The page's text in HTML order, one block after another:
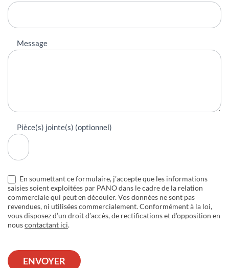
Message
Pièce(s) jointe(s) (optionnel)
En soumettant ce formulaire, j’accepte que les informations
saisies soient exploitées par PANO dans le cadre de la relation
commerciale qui peut en découler. Vos données ne sont pas
revendues, ni utilisées commercialement. Conformément à la loi,
vous disposez d’un droit d’accès, de rectifications et d’opposition en
nouscontactant ici.
ENVOYER